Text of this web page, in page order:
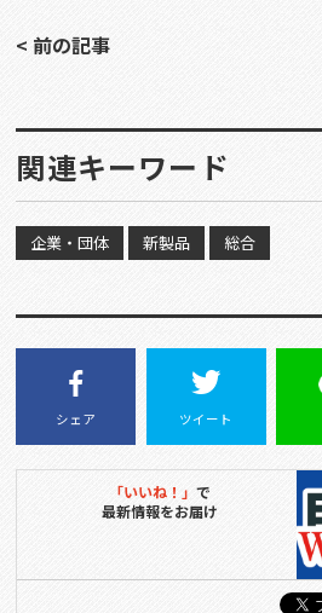
< 前の記事
関連キーワード
企業・団体 新製品 総合
シェア ツイート
「いいね！」 で
最新情報をお届け